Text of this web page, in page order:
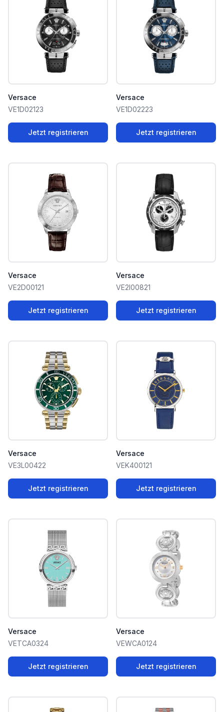
Versace
VE1D02123
Jetzt registrieren
Versace
VE1D02223
Jetzt registrieren
Versace
VE2D00121
Jetzt registrieren
Versace
VE2I00821
Jetzt registrieren
Versace
VE3L00422
Jetzt registrieren
Versace
VEK400121
Jetzt registrieren
Versace
VETCA0324
Jetzt registrieren
Versace
VEWCA0124
Jetzt registrieren